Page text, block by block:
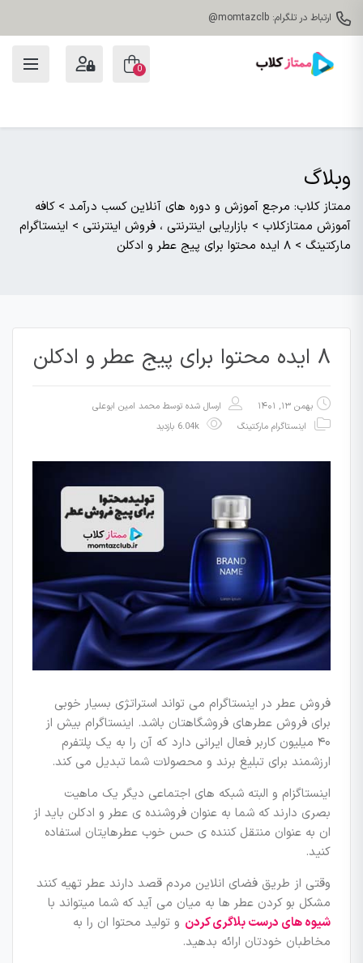
ارتباط در تلگرام: momtazclb@
0
وبلاگ
ممتاز کلاب: مرجع آموزش و دوره های آنلاین کسب درآمد > کافه
آموزش ممتازکلاب > بازاریابی اینترنتی ، فروش اینترنتی > اینستاگرام
مارکتینگ > ۸ ایده محتوا برای پیج عطر و ادکلن
۸ ایده محتوا برای پیج عطر و ادکلن
بهمن ۱۳, ۱۴۰۱ ارسال شده توسط محمد امین ابوعلی
اینستاگرام مارکتینگ
فروش عطر در اینستاگرام می تواند استراتژی بسیار خوبی
برای فروش عطرهای فروشگاهتان باشد. اینستاگرام بیش از
۴۰ میلیون کاربر فعال ایرانی دارد که آن را به یک پلتفرم
ارزشمند برای تبلیغ برند و محصولات شما تبدیل می کند.
اینستاگزام و البته شبکه های اجتماعی دیگر یک ماهیت
بصری دارند که شما به عنوان فروشنده ی عطر و ادکلن باید از
ان به عنوان منتقل کننده ی حس خوب عطرهایتان استفاده
کنید.
وقتی از طریق فضای انلاین مردم قصد دارند عطر تهیه کنند
مشکل بو کردن عطر ها به میان می آید که شما میتواند با
شیوه های درست بلاگری کردن و تولید محتوا ان را به
مخاطبان خودتان ارائه بدهید.